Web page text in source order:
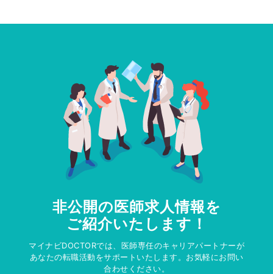
非公開の医師求人情報を
ご紹介いたします！
マイナビDOCTORでは、医師専任のキャリアパートナーが
あなたの転職活動をサポートいたします。お気軽にお問い
合わせください。